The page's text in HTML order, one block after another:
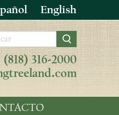
English
(818) 316-2000